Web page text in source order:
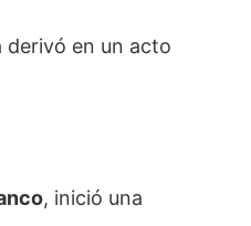
derivó en un acto
, inició una